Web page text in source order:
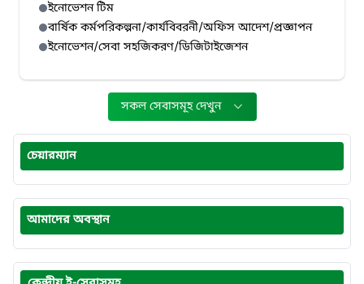
ইনোভেশন টিম
বার্ষিক কর্মপরিকল্পনা/কার্যবিবরনী/অফিস আদেশ/প্রজ্ঞাপন
ইনোভেশন/সেবা সহজিকরণ/ডিজিটাইজেশন
সকল সেবাসমূহ দেখুন
চেয়ারম্যান
আমাদের অবস্থান